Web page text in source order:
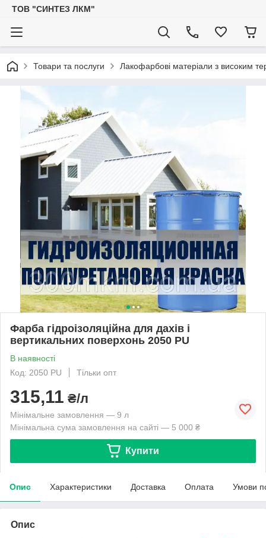
ТОВ "СИНТЕЗ ЛКМ"
Товари та послуги Лакофарбові матеріали з високим
Фарба гідроізоляційна для дахів і
вертикальних поверхонь 2050 PU
В наявності
Код: 2050 PU
Тільки опт
315,11 ₴/л
Мінімальне замовлення — 9 л
Мінімальна сума замовлення на сайті — 5 000 ₴
Купити
Опис Характеристики Доставка Оплата Умови
Опис